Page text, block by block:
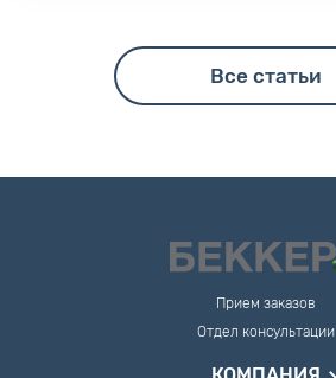
Все статьи
Прием заказов
Отдел консультации